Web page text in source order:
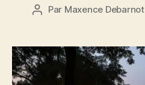
Auteur
Par Maxence Debarnot